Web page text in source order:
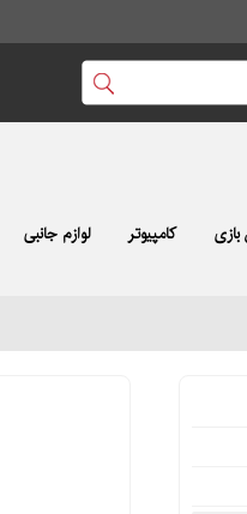
کامپیوتر لوازم جانبی